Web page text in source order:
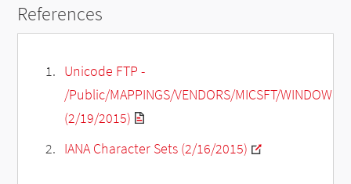
References
Unicode FTP -
/Public/MAPPINGS/VENDORS/MICSFT/WINDOWS/
(2/19/2015)
IANA Character Sets (2/16/2015)